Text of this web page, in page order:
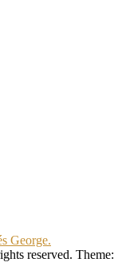
George.
reserved. Theme: